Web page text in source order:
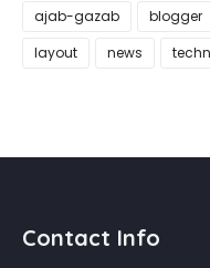
ajab-gazab blogger
layout
news
Contact Info